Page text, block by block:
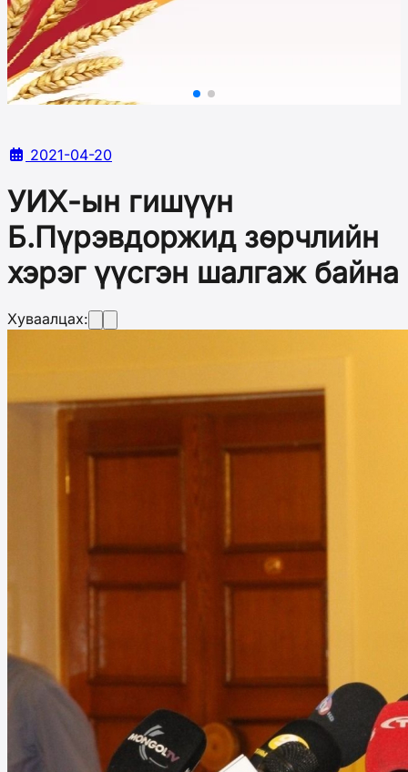
2021-04-20
УИХ-ын гишүүн
Б.Пүрэвдоржид зөрчлийн
хэрэг үүсгэн шалгаж байна
Хуваалцах: